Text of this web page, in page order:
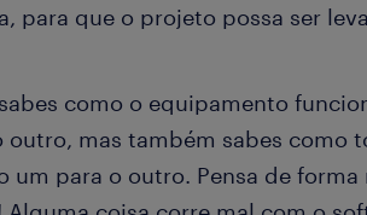
para que o projeto possa ser
como o equipamento
mas também sabes como
para o outro. Pensa de forma